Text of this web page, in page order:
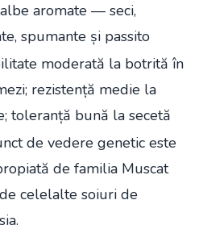
aromate — seci,
spumante și passito
moderată la botrită în
rezistență medie la
toleranță bună la secetă
de vedere genetic este
de familia Muscat
celelalte soiuri de